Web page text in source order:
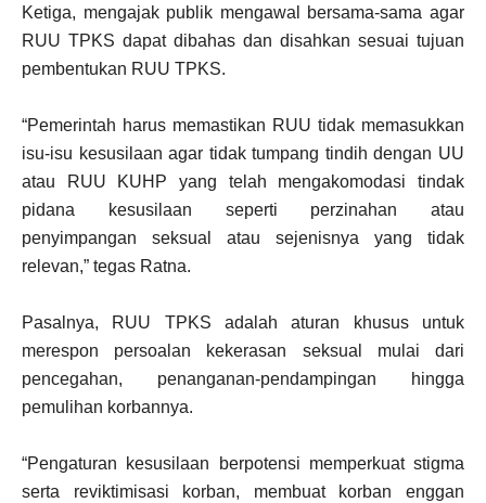
Ketiga, mengajak publik mengawal bersama-sama agar
RUU TPKS dapat dibahas dan disahkan sesuai tujuan
pembentukan RUU TPKS.
“Pemerintah harus memastikan RUU tidak memasukkan
isu-isu kesusilaan agar tidak tumpang tindih dengan UU
atau RUU KUHP yang telah mengakomodasi tindak
pidana kesusilaan seperti perzinahan atau
penyimpangan seksual atau sejenisnya yang tidak
relevan,” tegas Ratna.
Pasalnya, RUU TPKS adalah aturan khusus untuk
merespon persoalan kekerasan seksual mulai dari
pencegahan, penanganan-pendampingan hingga
pemulihan korbannya.
“Pengaturan kesusilaan berpotensi memperkuat stigma
serta reviktimisasi korban, membuat korban enggan